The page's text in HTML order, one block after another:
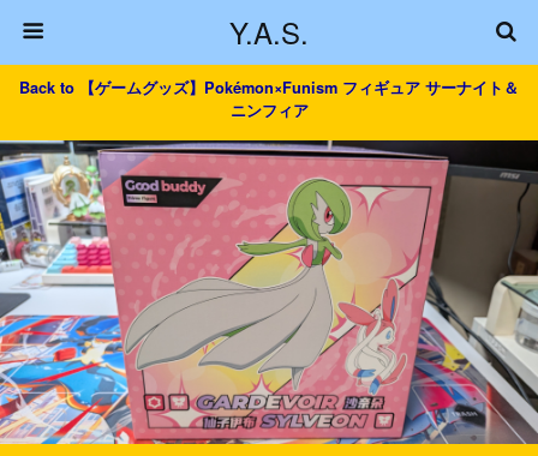
Y.A.S.
Back to 【ゲームグッズ】Pokémon×Funism フィギュア サーナイト＆
ニンフィア